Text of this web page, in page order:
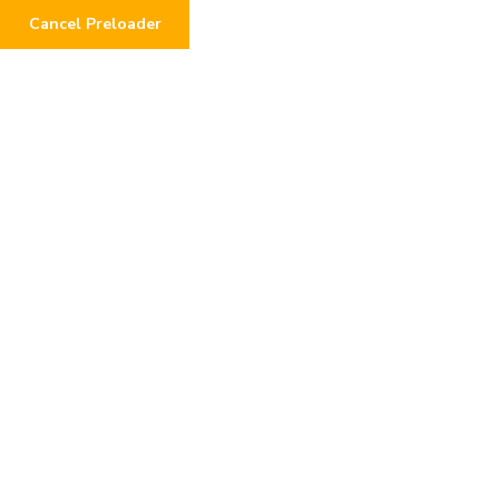
Cancel Preloader